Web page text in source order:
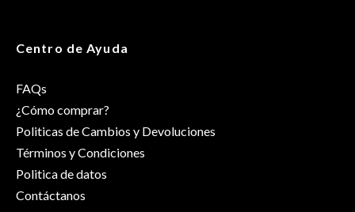
Centro de Ayuda
FAQs
¿Cómo comprar?
Politicas de Cambios y Devoluciones
Términos y Condiciones
Politica de datos
Contáctanos